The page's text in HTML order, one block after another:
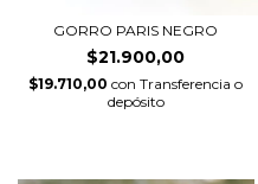
GORRO PARIS NEGRO
$21.900,00
$19.710,00 con Transferencia o
depósito